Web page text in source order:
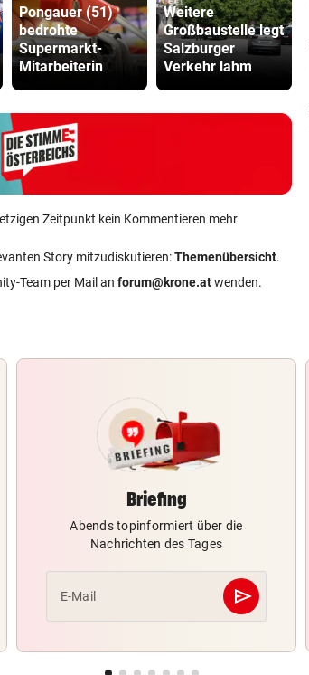
Pongauer (51)
bedrohte
Supermarkt-
Mitarbeiterin
Weitere
Großbaustelle legt
Salzburger
Verkehr lahm
Zeitpunkt kein Kommentieren mehr
Story mitzudiskutieren:Themenübersicht.
Team per Mail an forum@krone.atwenden.
Briefing
Abends topinformiert über die
Nachrichten des Tages
E-Mail send
Abschicken